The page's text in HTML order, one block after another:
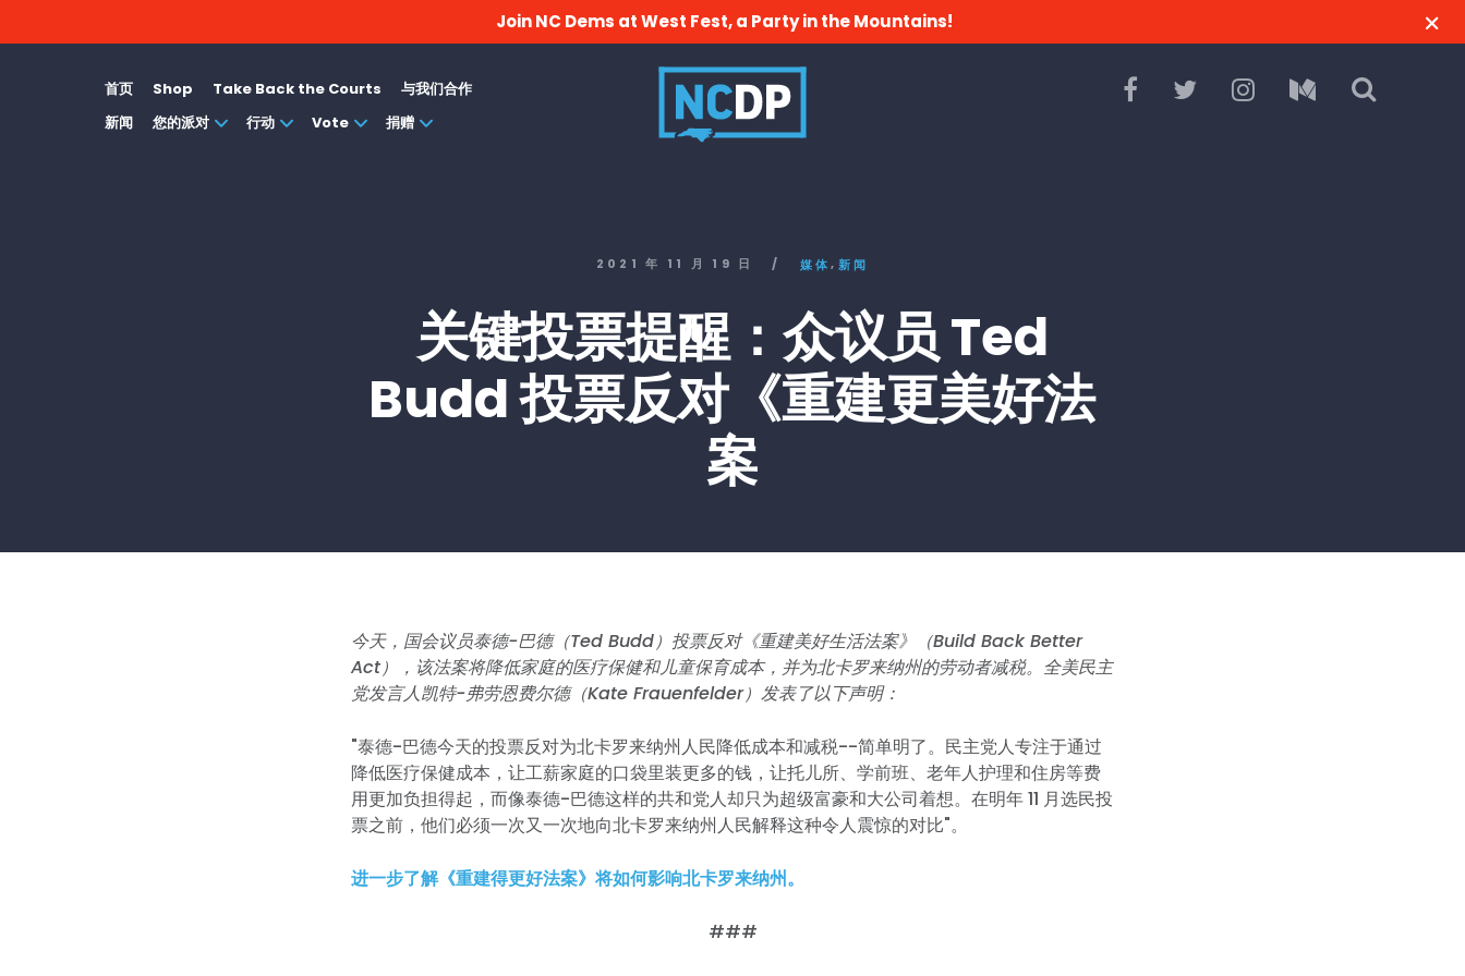
Join NC Dems at West Fest, a Party in the Mountains!
首页 Shop Take Back the Courts
与我们合作
新闻
您的派对 行动 Vote 捐赠
2021 年 11 月 19 日 / 媒体, 新闻
关键投票提醒：众议员 Ted
Budd 投票反对《重建更美好法
案
今天，国会议员泰德-巴德（Ted Budd）投票反对《重建美好生活法案》（Build Back Better
Act），该法案将降低家庭的医疗保健和儿童保育成本，并为北卡罗来纳州的劳动者减税。全美民主
党发言人凯特-弗劳恩费尔德（Kate Frauenfelder）发表了以下声明：
"泰德-巴德今天的投票反对为北卡罗来纳州人民降低成本和减税--简单明了。民主党人专注于通过
降低医疗保健成本，让工薪家庭的口袋里装更多的钱，让托儿所、学前班、老年人护理和住房等费
用更加负担得起，而像泰德-巴德这样的共和党人却只为超级富豪和大公司着想。在明年 11 月选民投
票之前，他们必须一次又一次地向北卡罗来纳州人民解释这种令人震惊的对比"。
进一步了解《重建得更好法案》将如何影响北卡罗来纳州。
###